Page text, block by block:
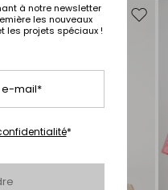
la liste de souhaits
à notre newsletter
les nouveaux
les projets spéciaux !
e-mail*
*